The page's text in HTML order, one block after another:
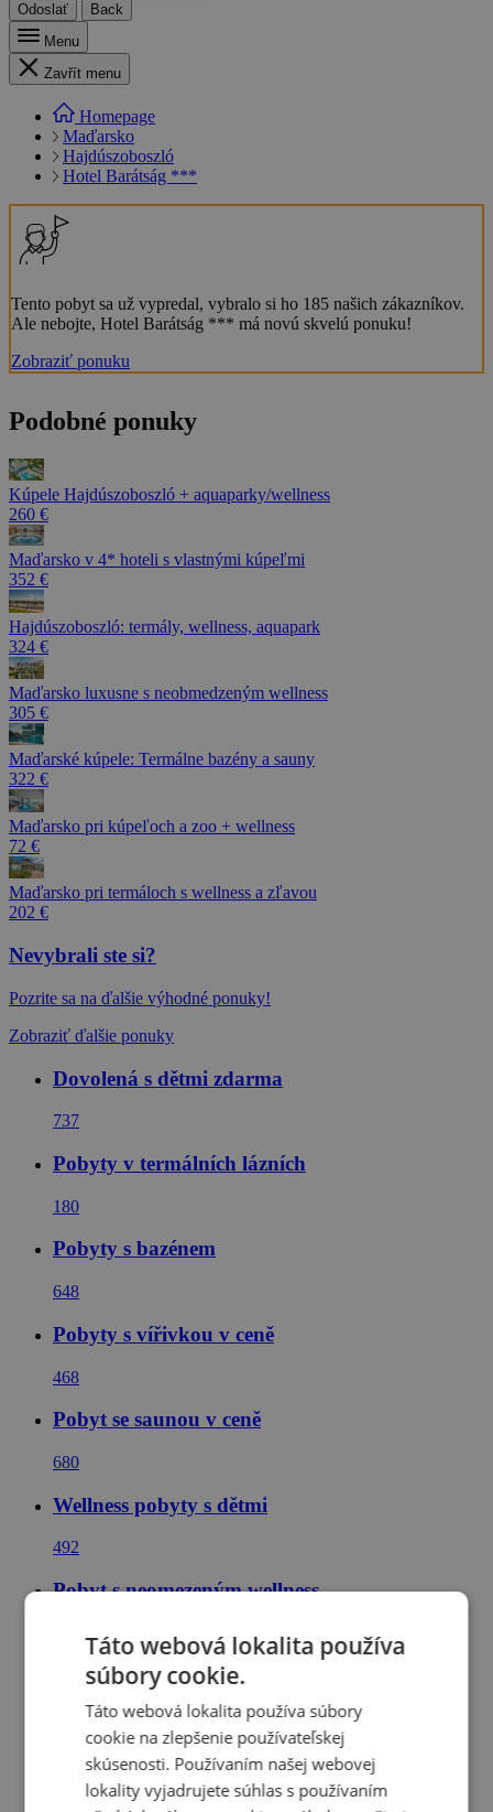
Odoslať
Back
Menu
Zavřít menu
Homepage
Maďarsko
Hajdúszoboszló
Hotel Barátság ***
Tento pobyt sa už vypredal, vybralo si ho 185 našich zákazníkov.
Ale nebojte, Hotel Barátság *** má novú skvelú ponuku!
Zobraziť ponuku
Podobné ponuky
Kúpele Hajdúszoboszló + aquaparky/wellness
260 €
Maďarsko v 4* hoteli s vlastnými kúpeľmi
352 €
Hajdúszoboszló: termály, wellness, aquapark
324 €
Maďarsko luxusne s neobmedzeným wellness
305 €
Maďarské kúpele: Termálne bazény a sauny
322 €
Maďarsko pri kúpeľoch a zoo + wellness
72 €
Maďarsko pri termáloch s wellness a zľavou
202 €
Nevybrali ste si?
Pozrite sa na ďalšie výhodné ponuky!
Zobraziť ďalšie ponuky
Dovolená s dětmi zdarma
737
Pobyty v termálních lázních
180
Pobyty s bazénem
648
Pobyty s vířivkou v ceně
468
Pobyt se saunou v ceně
680
Wellness pobyty s dětmi
492
Pobyt s neomezeným wellness
Pobyty a dovolená v maďarských lázních
Wellness pobyty v Maďarsku
Táto webová lokalita používa
súbory cookie.
Táto webová lokalita používa súbory
cookie na zlepšenie používateľskej
skúsenosti. Používaním našej webovej
lokality vyjadrujete súhlas s používaním